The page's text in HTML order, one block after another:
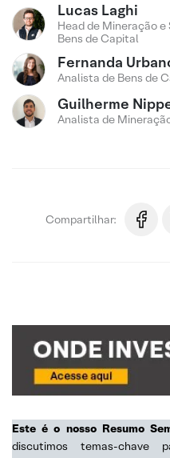
Lucas Laghi
Head de Mineração
Bens de Capital
Fernanda
Analista de Bens de
Guilherme
Analista de
Compartilhar:
Este é o nosso Resumo
discutimos temas-